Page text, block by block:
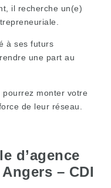
il recherche un(e)
à ses futurs
une part au
monter votre
de leur réseau.
d’agence
– CDI